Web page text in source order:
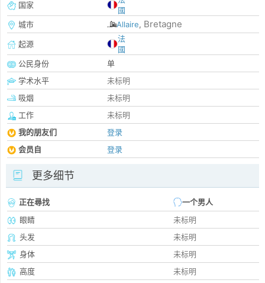
国家
國
城市
Allaire, Bretagne
起源
法
國
公民身份
单
学术水平
未标明
吸烟
未标明
工作
未标明
我的朋友们
登录
会员自
登录
更多细节
正在尋找
一个男人
眼睛
未标明
头发
未标明
身体
未标明
高度
未标明